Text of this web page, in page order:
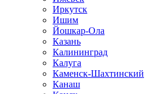
Иркутск
Ишим
Йошкар-Ола
Казань
Калининград
Калуга
Каменск-Шахтинский
Канаш